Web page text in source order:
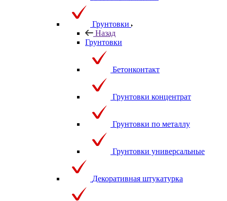
Грунтовки
Назад
Грунтовки
Бетонконтакт
Грунтовки концентрат
Грунтовки по металлу
Грунтовки универсальные
Декоративная штукатурка